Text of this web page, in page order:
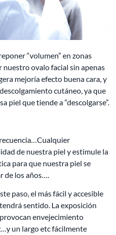
“volumen” en zonas
ovalo facial sin apenas
mejoría efecto buena cara, y
cutáneo, ya que
piel que tiende a “descolgarse”.
de nuestra piel y estimule la
para que nuestra piel se
de los años….
paso, el más fácil y accesible
sentido. La exposición
envejecimiento
un largo etc fácilmente